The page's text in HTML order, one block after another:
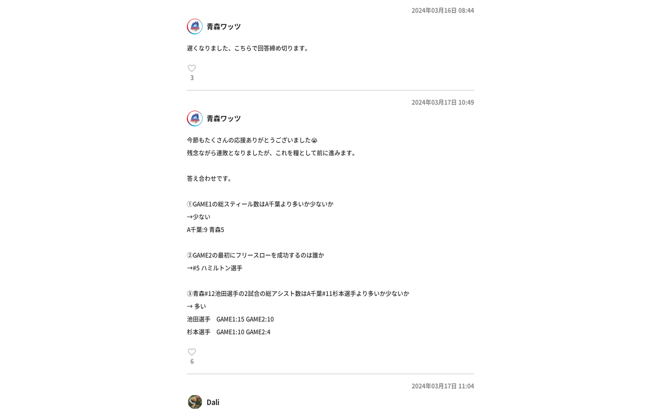
青森ワッツ
2024年03月16日 08:44
遅くなりました、こちらで回答締め切ります。
3
青森ワッツ
2024年03月17日 10:49
今節もたくさんの応援ありがとうございました😭
残念ながら連敗となりましたが、これを糧として前に進みます。
答え合わせです。
①GAME1の総スティール数はA千葉より多いか少ないか
→少ない
A千葉:9 青森5
②GAME2の最初にフリースローを成功するのは誰か
→#5 ハミルトン選手
③青森#12池田選手の2試合の総アシスト数はA千葉#11杉本選手より多いか少ないか
→ 多い
池田選手 GAME1:15 GAME2:10
杉本選手 GAME1:10 GAME2:4
6
Dali
2024年03月17日 11:04